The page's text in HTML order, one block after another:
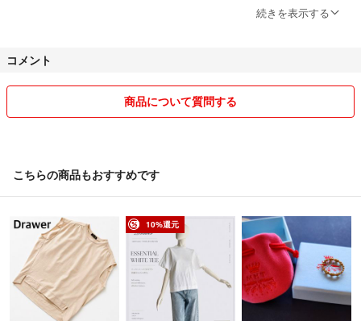
ないコメントには返信出来かねますので、ご了承ください）
・「専用出品」や「お取置き」等に関して、トラブル防止のためお断り
しております。また、値下げ交渉中であったとしても、先に購入された
・当方の身長や体重、体型などに関する個人的な質問や、先方様の体型
に合うかどうかといったご質問にはお答え致しかねます。
・発送に関しまして、原則としてご注文頂いた日の翌日にさせていただ
きます。※但し、週末金曜日15時以降〜日曜日にご注文頂いた場合は、
火曜日の発送とさせていただきますのでご注意ください。（火曜日が祝
日の場合は翌平日の発送となります）
続きを表示する
コメント
商品について質問する
こちらの商品もおすすめです
10%還元